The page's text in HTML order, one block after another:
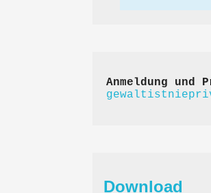
Anmeldung und
Download